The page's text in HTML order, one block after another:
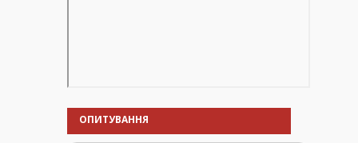
ОПИТУВАННЯ